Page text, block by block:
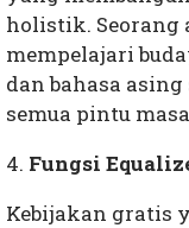
holistik. Seorang
mempelajari
dan bahasa
semua pintu
4. Fungsi
Kebijakan gratis